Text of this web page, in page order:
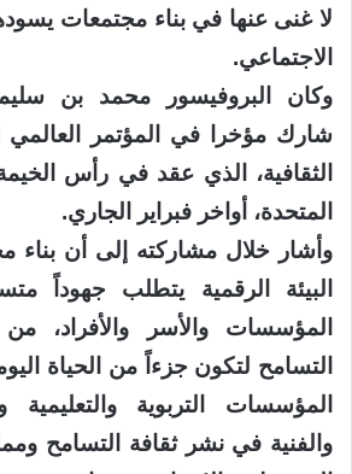
لا غنى عنها في بناء مجتمعات
الاجتماعي.
وكان البروفيسور محمد بن
شارك مؤخرا في المؤتمر العالمي
الثقافية، الذي عقد في رأس الخيمة
المتحدة، أواخر فبراير الجاري.
وأشار خلال مشاركته إلى أن
البيئة الرقمية يتطلب جهوداً
المؤسسات والأسر والأفراد،
التسامح لتكون جزءاً من الحياة
المؤسسات التربوية والتعليمية
والفنية في نشر ثقافة التسامح